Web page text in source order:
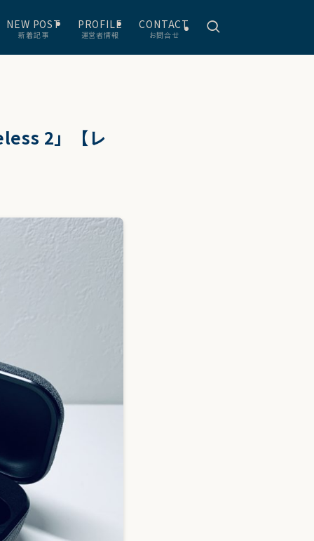
NEW POST
新着記事
PROFILE
運営者情報
CONTACT
お問合せ
2」【レ